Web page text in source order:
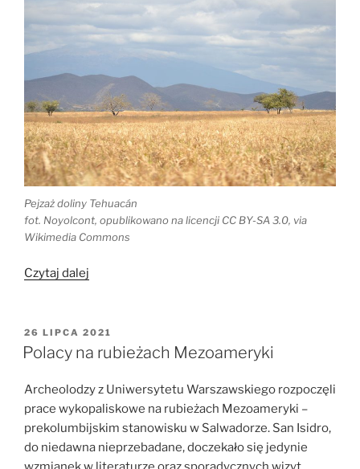
Pejzaż doliny Tehuacán
fot. Noyolcont, opublikowano na licencji CC BY-SA 3.0, via
Wikimedia Commons
Czytaj dalej
na
wczesne
Ameryk”
OPUBLIKOWANE
W
26 LIPCA 2021
Polacy na rubieżach Mezoameryki
Archeolodzy z Uniwersytetu Warszawskiego rozpoczęli
prace wykopaliskowe na rubieżach Mezoameryki –
prekolumbijskim stanowisku w Salwadorze. San Isidro,
do niedawna nieprzebadane, doczekało się jedynie